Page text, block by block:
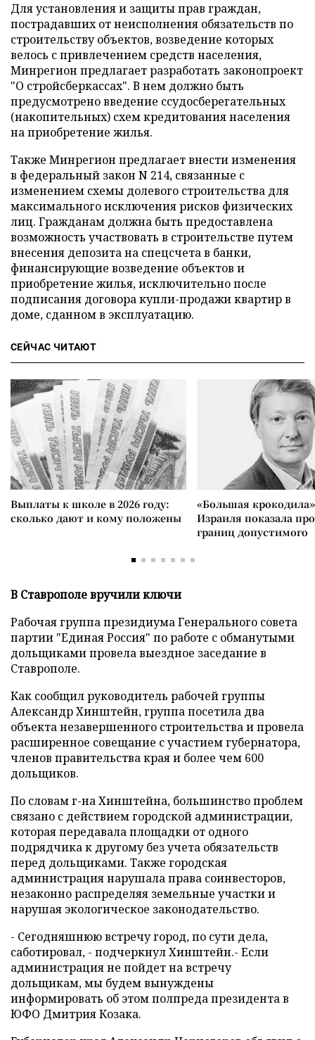
Для установления и защиты прав граждан,
пострадавших от неисполнения обязательств по
строительству объектов, возведение которых
велось с привлечением средств населения,
Минрегион предлагает разработать законопроект
"О стройсберкассах". В нем должно быть
предусмотрено введение ссудосберегательных
(накопительных) схем кредитования населения
на приобретение жилья.
Также Минрегион предлагает внести изменения
в федеральный закон N 214, связанные с
изменением схемы долевого строительства для
максимального исключения рисков физических
лиц. Гражданам должна быть предоставлена
возможность участвовать в строительстве путем
внесения депозита на спецсчета в банки,
финансирующие возведение объектов и
приобретение жилья, исключительно после
подписания договора купли-продажи квартир в
доме, сданном в эксплуатацию.
СЕЙЧАС ЧИТАЮТ
Выплаты к школе в 2026 году:
сколько дают и кому положены
«Большая
Израиля показала
границ допустимого
В Ставрополе вручили ключи
Рабочая группа президиума Генерального совета
партии "Единая Россия" по работе с обманутыми
дольщиками провела выездное заседание в
Ставрополе.
Как сообщил руководитель рабочей группы
Александр Хинштейн, группа посетила два
объекта незавершенного строительства и провела
расширенное совещание с участием губернатора,
членов правительства края и более чем 600
дольщиков.
По словам г-на Хинштейна, большинство проблем
связано с действием городской администрации,
которая передавала площадки от одного
подрядчика к другому без учета обязательств
перед дольщиками. Также городская
администрация нарушала права соинвесторов,
незаконно распределяя земельные участки и
нарушая экологическое законодательство.
- Сегодняшнюю встречу город, по сути дела,
саботировал, - подчеркнул Хинштейн.- Если
администрация не пойдет на встречу
дольщикам, мы будем вынуждены
информировать об этом полпреда президента в
ЮФО Дмитрия Козака.